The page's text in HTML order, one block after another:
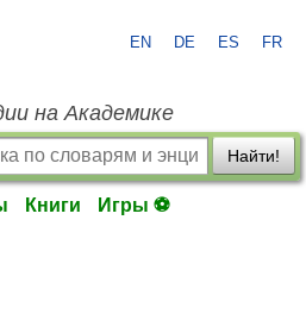
EN DE ES FR
на Академике
Найти!
Книги Игры ⚽